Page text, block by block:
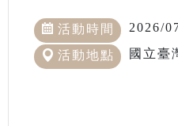
活動時間 2026/
活動地點 國立臺